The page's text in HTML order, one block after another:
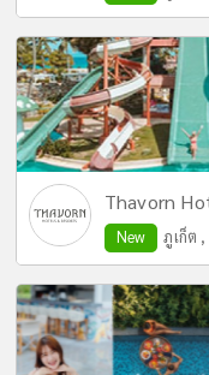
Thavorn
New ภูเก็ต